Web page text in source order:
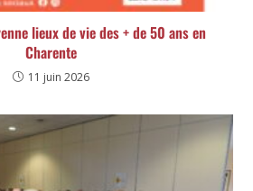
lieux de vie des + de 50 ans en
Charente
11 juin 2026